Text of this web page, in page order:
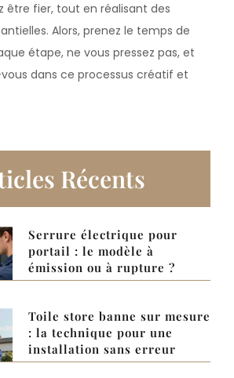
être fier, tout en réalisant des
Alors, prenez le temps de
étape, ne vous pressez pas, et
dans ce processus créatif et
Récents
Serrure électrique pour
portail : le modèle à
émission ou à rupture ?
Toile store banne sur mesure
: la technique pour une
installation sans erreur